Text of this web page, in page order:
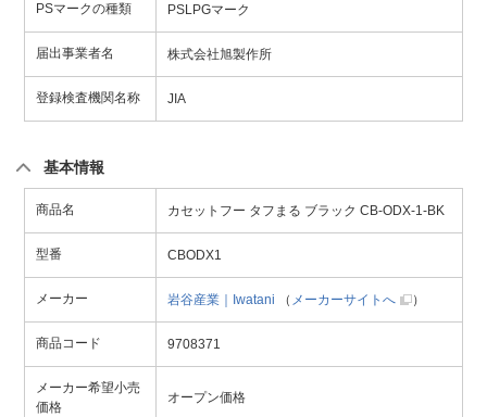
PSマークの種類 PSLPGマーク
届出事業者名 株式会社旭製作所
登録検査機関名称 JIA
基本情報
商品名 カセットフー タフまる ブラック CB-ODX-1-BK
型番 CBODX1
メーカー 岩谷産業｜Iwatani （ メーカーサイトへ ）
商品コード 9708371
メーカー希望小売
価格
オープン価格